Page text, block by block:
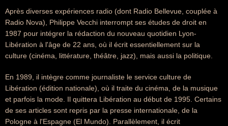
Après diverses expériences radio (dont Radio Bellevue, couplée à
Radio Nova), Philippe Vecchi interrompt ses études de droit en
1987 pour intégrer la rédaction du nouveau quotidien Lyon-
Libération à l'âge de 22 ans, où il écrit essentiellement sur la
culture (cinéma, littérature, théâtre, jazz), mais aussi la politique.
En 1989, il intègre comme journaliste le service culture de
Libération (édition nationale), où il traite du cinéma, de la musique
et parfois la mode. Il quittera Libération au début de 1995. Certains
de ses articles sont repris par la presse internationale, de la
Pologne à l'Espagne (El Mundo). Parallèlement, il écrit